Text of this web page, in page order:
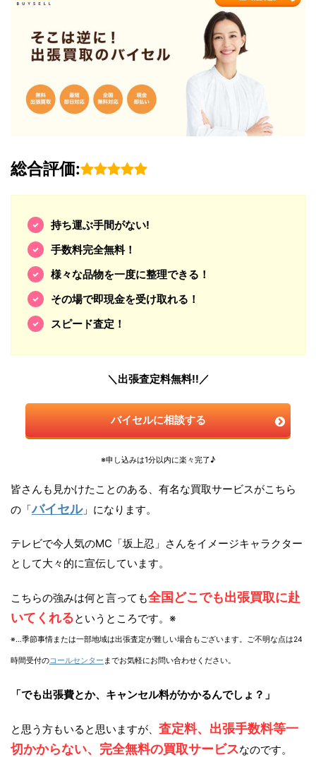
総合評価:
持ち運ぶ手間がない!
手数料完全無料！
様々な品物を一度に整理できる！
その場で即現金を受け取れる！
スピード査定！
＼出張査定料無料!!／
バイセルに相談する
※申し込みは1分以内に楽々完了♪
皆さんも見かけたことのある、有名な買取サービスがこちら
の「バイセル」になります。
テレビで今人気のMC「坂上忍」さんをイメージキャラクター
として大々的に宣伝しています。
こちらの強みは何と言っても全国どこでも出張買取に赴
いてくれるというところです。※
※…季節事情または一部地域は出張査定が難しい場合もございます。ご不明な点は24
時間受付のコールセンター までお気軽にお問い合わせください。
「でも出張費とか、キャンセル料がかかるんでしょ？」
と思う方もいると思いますが、 査定料、出張手数料等一
切かからない、完全無料の買取サービスなのです。